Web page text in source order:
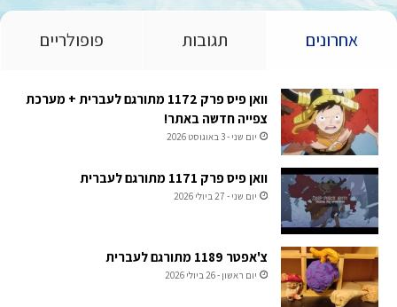
אחרונים תגובות פופולריים
וואן פיס פרק 1172 מתורגם לעברית + מערכת
צפייה חדשה באתר!
יום שני - 3 באוגוסט 2026
וואן פיס פרק 1171 מתורגם לעברית
יום שני - 27 ביולי 2026
צ'אפטר 1189 מתורגם לעברית
יום ראשון - 26 ביולי 2026